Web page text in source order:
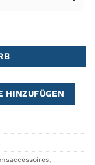
HINZUFÜGEN
,